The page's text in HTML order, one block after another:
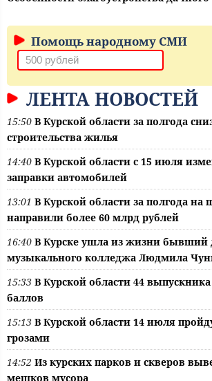
Помощь народному СМИ
ЛЕНТА НОВОСТЕЙ
15:50 В Курской области за полгода
строительства жилья
14:40 В Курской области с 15 июля
заправки автомобилей
13:01 В Курской области за полгода на
направили более 60 млрд рублей
16:40 В Курске ушла из жизни бывший
музыкального колледжа Людмила
15:33 В Курской области 44
баллов
15:13 В Курской области 14 июля
грозами
14:52 Из курских парков и скверов
мешков мусора